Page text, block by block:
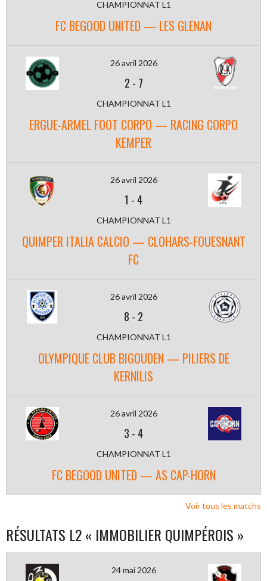
CHAMPIONNAT L1
FC BEGOOD UNITED — LES GLENAN
26 avril 2026
2 - 7
CHAMPIONNAT L1
ERGUE-ARMEL FOOT CORPO — RACING CORPO
KEMPER
26 avril 2026
1 - 4
CHAMPIONNAT L1
QUIMPER ITALIA CALCIO — CLOHARS-FOUESNANT
FC
26 avril 2026
8 - 2
CHAMPIONNAT L1
OLYMPIQUE CLUB BIGOUDEN — PILIERS DE
KERNILIS
26 avril 2026
3 - 4
CHAMPIONNAT L1
FC BEGOOD UNITED — AS CAP-HORN
Voir tous les matchs
RÉSULTATS L2 « IMMOBILIER QUIMPÉROIS »
24 mai 2026